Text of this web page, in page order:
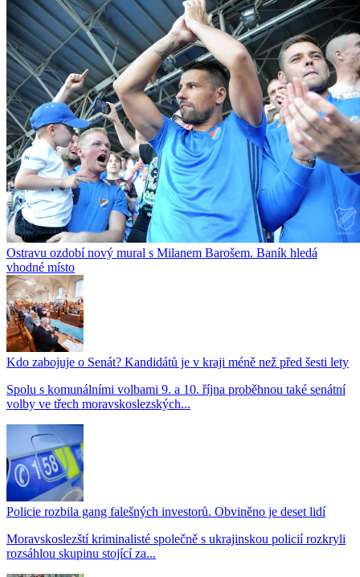
Ostravu ozdobí nový mural s Milanem Barošem. Baník hledá
vhodné místo
Kdo zabojuje o Senát? Kandidátů je v kraji méně než před šesti lety
Spolu s komunálními volbami 9. a 10. října proběhnou také senátní
volby ve třech moravskoslezských...
Policie rozbila gang falešných investorů. Obviněno je deset lidí
Moravskoslezští kriminalisté společně s ukrajinskou policií rozkryli
rozsáhlou skupinu stojící za...